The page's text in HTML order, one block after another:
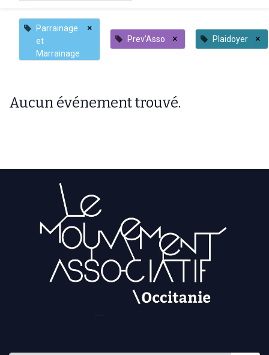
Parrainage
et
Marrainage
×
Prev'Asso × Plaidoyer ×
Aucun événement trouvé.